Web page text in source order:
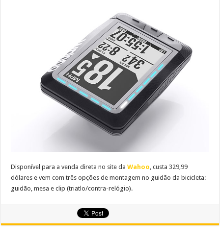
Disponível para a venda direta no site daWahoo , custa 329,99
dólares e vem com três opções de montagem no guidão da bicicleta:
guidão, mesa e clip (triatlo/contra-relógio).